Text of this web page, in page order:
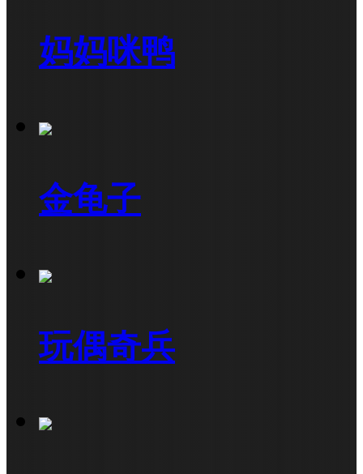
妈妈咪鸭
金龟子
玩偶奇兵